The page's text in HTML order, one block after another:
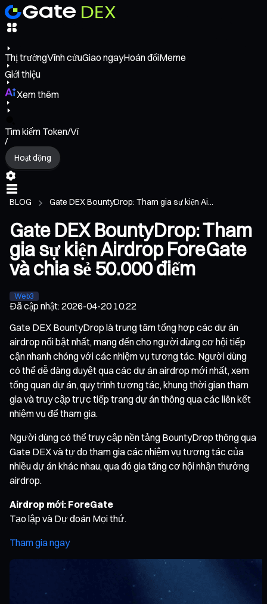
Thị trườngVĩnh cửuGiao ngayHoán đổiMeme
Giới thiệu
Xem thêm
Tìm kiếm Token/Ví
/
Hoạt động
BLOG Gate DEX BountyDrop: Tham gia sự kiện Ai...
Gate DEX BountyDrop: Tham
gia sự kiện Airdrop ForeGate
và chia sẻ 50.000 điểm
Web3
Đã cập nhật:2026-04-20 10:22
Gate DEX BountyDrop là trung tâm tổng hợp các dự án
airdrop nổi bật nhất, mang đến cho người dùng cơ hội tiếp
cận nhanh chóng với các nhiệm vụ tương tác. Người dùng
có thể dễ dàng duyệt qua các dự án airdrop mới nhất, xem
tổng quan dự án, quy trình tương tác, khung thời gian tham
gia và truy cập trực tiếp trang dự án thông qua các liên kết
nhiệm vụ để tham gia.
Người dùng có thể truy cập nền tảng BountyDrop thông qua
Gate DEX và tự do tham gia các nhiệm vụ tương tác của
nhiều dự án khác nhau, qua đó gia tăng cơ hội nhận thưởng
airdrop.
Airdrop mới: ForeGate
Tạo lập và Dự đoán Mọi thứ.
Tham gia ngay